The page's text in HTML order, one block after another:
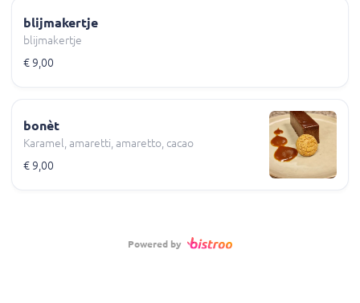
blijmakertje
blijmakertje
€ 9,00
bonèt
Karamel, amaretti, amaretto, cacao
€ 9,00
Powered by